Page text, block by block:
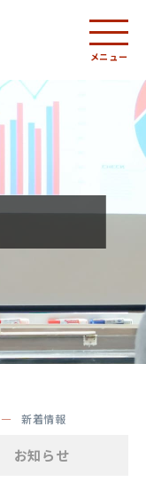
メニュー
新着情報
お知らせ